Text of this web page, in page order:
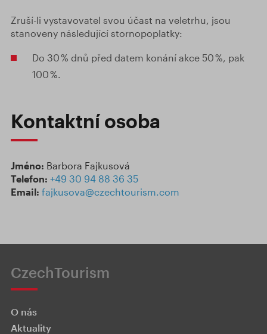
Zruší-li vystavovatel svou účast na veletrhu, jsou
stanoveny následující stornopoplatky:
Do 30 % dnů před datem konání akce 50 %, pak
100 %.
Kontaktní osoba
Jméno: Barbora Fajkusová
Telefon: +49 30 94 88 36 35
Email: fajkusova@czechtourism.com
CzechTourism
O nás
Aktuality